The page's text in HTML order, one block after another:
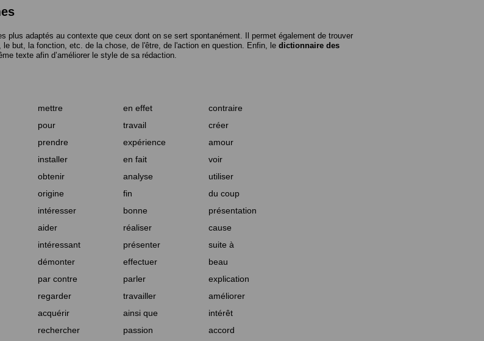
plus adaptés au contexte que ceux dont on se sert spontanément. Il permet également de trouver
but, la fonction, etc. de la chose, de l'être, de l'action en question. Enfin, le dictionnaire des
texte afin d’améliorer le style de sa rédaction.
mettre en effet
contraire
pour travail
créer
prendre expérience
amour
installer en fait
voir
obtenir analyse
utiliser
origine fin
du coup
intéresser bonne
présentation
aider réaliser
cause
intéressant présenter
suite à
démonter effectuer
beau
par contre parler
explication
regarder travailler
améliorer
acquérir ainsi que
intérêt
rechercher passion accord